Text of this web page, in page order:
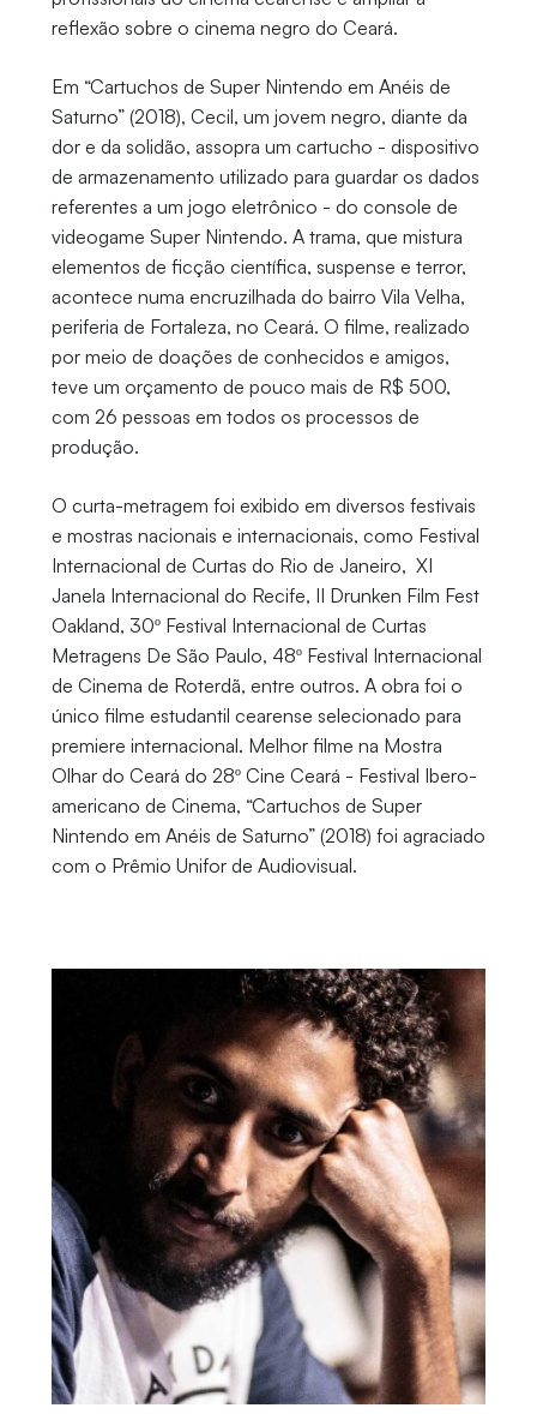
reflexão sobre o cinema negro do Ceará.
Em “Cartuchos de Super Nintendo em Anéis de
Saturno” (2018), Cecil, um jovem negro, diante da
dor e da solidão, assopra um cartucho - dispositivo
de armazenamento utilizado para guardar os dados
referentes a um jogo eletrônico - do console de
videogame Super Nintendo. A trama, que mistura
elementos de ficção científica, suspense e terror,
acontece numa encruzilhada do bairro Vila Velha,
periferia de Fortaleza, no Ceará. O filme, realizado
por meio de doações de conhecidos e amigos,
teve um orçamento de pouco mais de R$ 500,
com 26 pessoas em todos os processos de
produção.
O curta-metragem foi exibido em diversos festivais
e mostras nacionais e internacionais, como Festival
Internacional de Curtas do Rio de Janeiro, XI
Janela Internacional do Recife, II Drunken Film Fest
Oakland, 30º Festival Internacional de Curtas
Metragens De São Paulo, 48º Festival Internacional
de Cinema de Roterdã, entre outros. A obra foi o
único filme estudantil cearense selecionado para
premiere internacional. Melhor filme na Mostra
Olhar do Ceará do 28º Cine Ceará - Festival Ibero-
americano de Cinema, “Cartuchos de Super
Nintendo em Anéis de Saturno” (2018) foi agraciado
com o Prêmio Unifor de Audiovisual.